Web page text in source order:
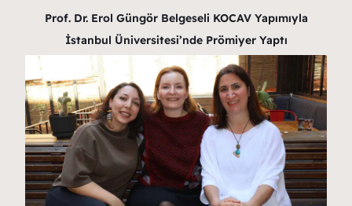
Prof. Dr. Erol Güngör Belgeseli KOCAV Yapımıyla
İstanbul Üniversitesi’nde Prömiyer Yaptı